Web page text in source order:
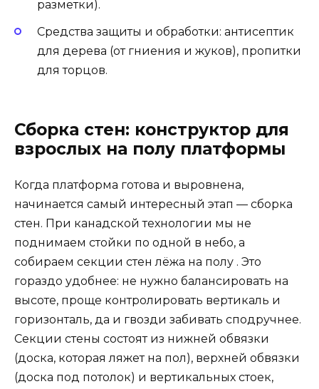
разметки).
Средства защиты и обработки: антисептик
для дерева (от гниения и жуков), пропитки
для торцов.
Сборка стен: конструктор для
взрослых на полу платформы
Когда платформа готова и выровнена,
начинается самый интересный этап — сборка
стен. При канадской технологии мы не
поднимаем стойки по одной в небо, а
собираем секции стен лёжа на полу . Это
гораздо удобнее: не нужно балансировать на
высоте, проще контролировать вертикаль и
горизонталь, да и гвозди забивать сподручнее.
Секции стены состоят из нижней обвязки
(доска, которая ляжет на пол), верхней обвязки
(доска под потолок) и вертикальных стоек,